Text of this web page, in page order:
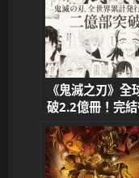
《鬼滅之刃》全
破2.2億冊！完
力依舊爆棚 集英
讚：「人氣無人